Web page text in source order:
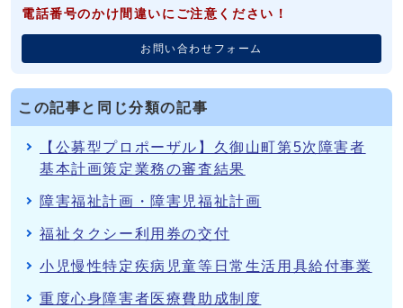
電話番号のかけ間違いにご注意ください！
お問い合わせフォーム
この記事と同じ分類の記事
【公募型プロポーザル】久御山町第5次障害者
基本計画策定業務の審査結果
障害福祉計画・障害児福祉計画
福祉タクシー利用券の交付
小児慢性特定疾病児童等日常生活用具給付事業
重度心身障害者医療費助成制度